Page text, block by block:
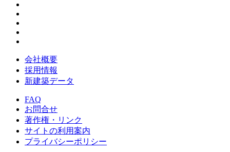
会社概要
採用情報
新建築データ
FAQ
お問合せ
著作権・リンク
サイトの利用案内
プライバシーポリシー